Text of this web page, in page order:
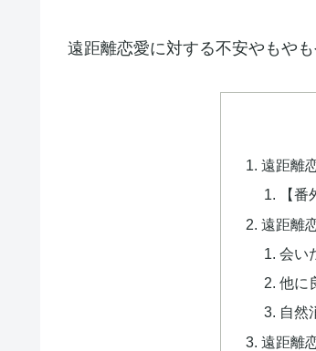
遠距離恋愛に対する不安やもや
遠距離
【
遠距離
会い
他に
自然
遠距離